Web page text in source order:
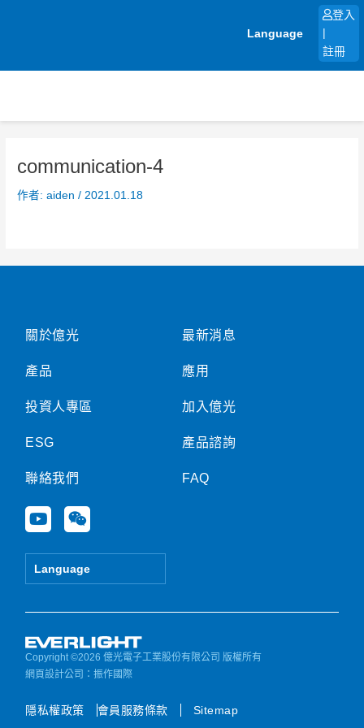
Language
登入
註冊
communication-4
作者:aiden/ 2021.01.18
關於億光
產品
投資人專區
ESG
聯絡我們
Y
o
u
e
W
e
i
Language
最新消息
應用
加入億光
產品諮詢
FAQ
Copyright ©2026 億光電子工業股份有限公司 版權所有
網頁設計公司 ：振作國際
隱私權政策 會員服務條款 Sitemap